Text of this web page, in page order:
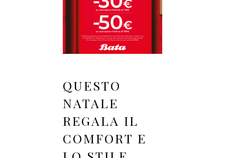
QUESTO
NATALE
REGALA IL
COMFORT E